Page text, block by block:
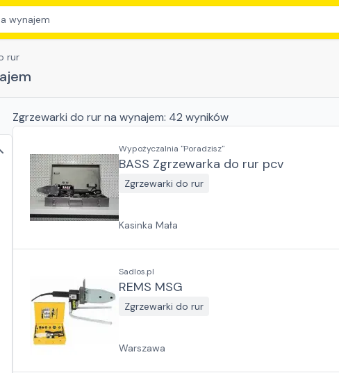
wynajem
rur
Zgrzewarki do rurna wynajem: 42 wyników
Wypożyczalnia "Poradzisz"
BASS Zgrzewarka do rur pcv
Zgrzewarki do rur
Kasinka Mała
Sadlos.pl
REMS MSG
Zgrzewarki do rur
Warszawa